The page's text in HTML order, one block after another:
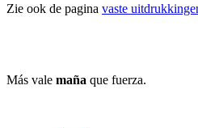
Zie ook de pagina vaste
Más vale maña que fuerza.